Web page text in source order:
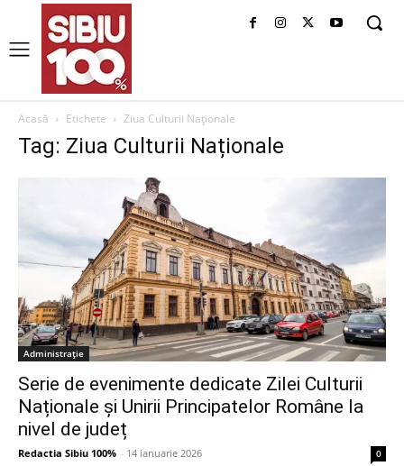
Acasă Etichete Ziua Culturii Naționale
Tag: Ziua Culturii Naționale
Administrație
Serie de evenimente dedicate Zilei Culturii
Naționale și Unirii Principatelor Române la
nivel de județ
Redactia Sibiu 100% - 14 ianuarie 2026 0